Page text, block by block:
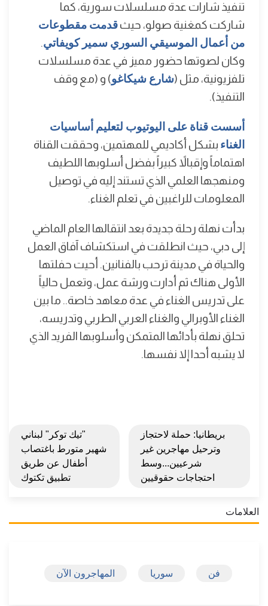
تنفيذ شارات عدة مسلسلات سورية، كما
شاركت كمغنية صولو، حيثقدمت مقطوعات
من أعمال الموسيقي السوري سمير كويفاتي.
وكان لصوتها حضور مميز في عدة مسلسلات
تلفزيونية، مثل (شارع شيكاغو) و (مع وقف
التنفيذ).
أسست قناة على اليوتيوب لتعليم أساسيات
الغناء بشكل أكاديمي للمهتمين، وحققت القناة
اهتماماً وإقبالاً كبيراً بفضل أسلوبها اللطيف
ومنهجها العلمي الذي تستند إليه في توصيل
المعلومات للراغبين في تعلم الغناء.
بدأت نهلة رحلة جديدة بعد انتقالها العام الماضي
إلى دبي، حيث انطلقت في استكشاف آفاق العمل
والحياة في مدينة ترحب بالفنانين. أحيت حفلتها
الأولى هناك ثم أدارت ورشة عمل، وتعمل حالياً
على تدريس الغناء في عدة معاهد خاصة.. ما بين
الغناء الأوبرالي والغناء العربي الطربي وتدريسه،
تحلق نهلة بأدائها المتمكن وأسلوبها الفريد الذي
لا يشبه أحدا إلا نفسها.
بريطانيا: حملة لاحتجاز
وترحيل مهاجرين غير
شرعيين...وسط
احتجاجات حقوقيين
"تيك توكر" لبناني
شهير متورط باغتصاب
أطفال عن طريق
تطبيق تكتوك
العلامات
فن سوريا المهاجرون الآن